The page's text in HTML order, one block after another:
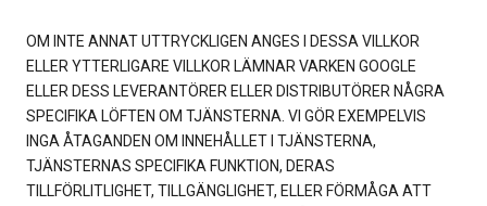
OM INTE ANNAT UTTRYCKLIGEN ANGES I DESSA VILLKOR
ELLER YTTERLIGARE VILLKOR LÄMNAR VARKEN GOOGLE
ELLER DESS LEVERANTÖRER ELLER DISTRIBUTÖRER NÅGRA
SPECIFIKA LÖFTEN OM TJÄNSTERNA. VI GÖR EXEMPELVIS
INGA ÅTAGANDEN OM INNEHÅLLET I TJÄNSTERNA,
TJÄNSTERNAS SPECIFIKA FUNKTION, DERAS
TILLFÖRLITLIGHET, TILLGÄNGLIGHET, ELLER FÖRMÅGA ATT